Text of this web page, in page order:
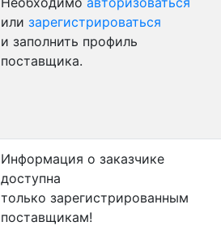
или зарегистрироваться
и заполнить профиль
поставщика.
Информация о заказчике
доступна
только зарегистрированным
поставщикам!